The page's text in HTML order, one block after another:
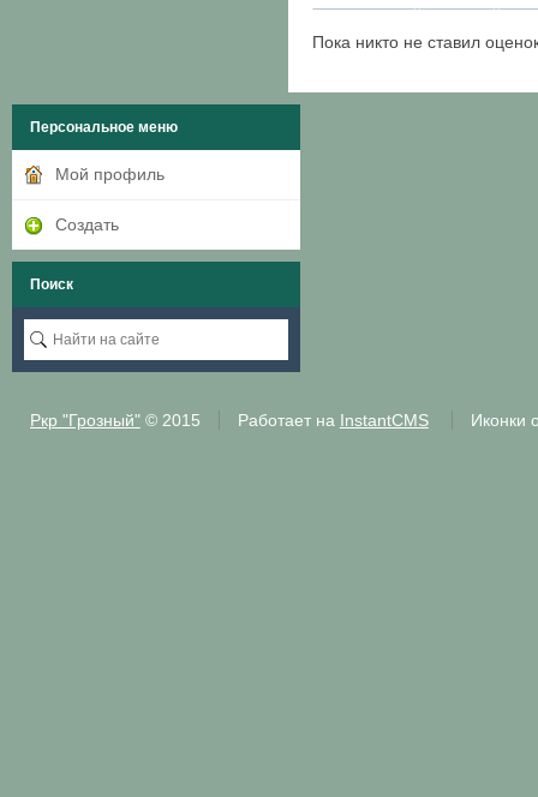
Пока никто не ставил
Персональное меню
Мой профиль
Создать
Поиск
Ркр "Грозный"© 2015 Работает на InstantCMS Иконки